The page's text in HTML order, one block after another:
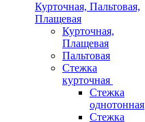
Курточная, Пальтовая,
Плащевая
Курточная,
Плащевая
Пальтовая
Стежка
курточная
Стежка
однотонная
Стежка